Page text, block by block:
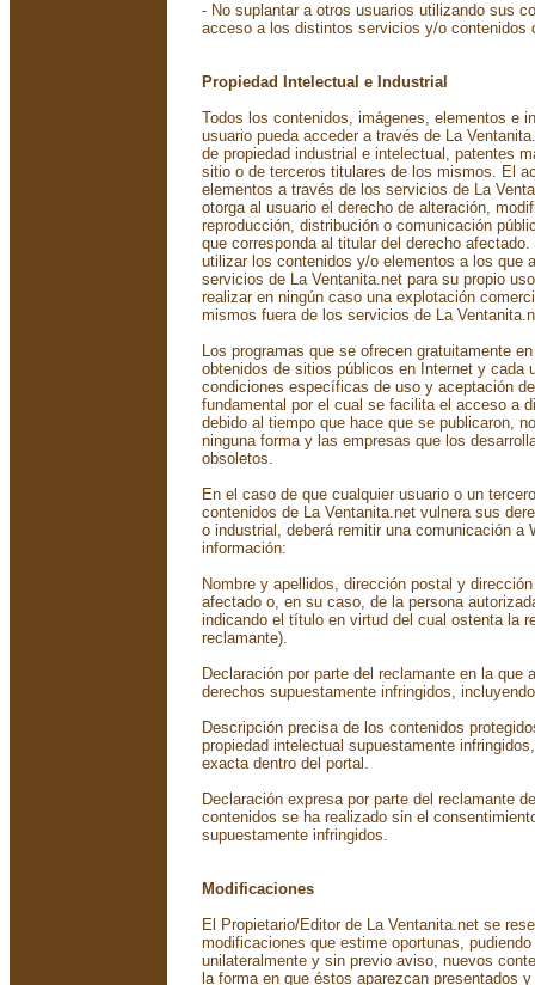
- No suplantar a otros usuarios utilizando sus
acceso a los distintos servicios y/o contenidos
Propiedad Intelectual e Industrial
Todos los contenidos, imágenes, elementos e
usuario pueda acceder a través de La
de propiedad industrial e intelectual, patentes
sitio o de terceros titulares de los mismos. El
elementos a través de los servicios de La
otorga al usuario el derecho de alteración,
reproducción, distribución o comunicación
que corresponda al titular del derecho
utilizar los contenidos y/o elementos a los que
servicios de La Ventanita.net para su propio
realizar en ningún caso una explotación
mismos fuera de los servicios de La
Los programas que se ofrecen gratuitamente
obtenidos de sitios públicos en Internet y cada
condiciones específicas de uso y aceptación
fundamental por el cual se facilita el acceso a
debido al tiempo que hace que se publicaron,
ninguna forma y las empresas que los
obsoletos.
En el caso de que cualquier usuario o un
contenidos de La Ventanita.net vulnera sus
o industrial, deberá remitir una comunicación a
información:
Nombre y apellidos, dirección postal y
afectado o, en su caso, de la persona
indicando el título en virtud del cual ostenta la
reclamante).
Declaración por parte del reclamante en la que
derechos supuestamente infringidos,
Descripción precisa de los contenidos
propiedad intelectual supuestamente
exacta dentro del portal.
Declaración expresa por parte del reclamante
contenidos se ha realizado sin el
supuestamente infringidos.
Modificaciones
El Propietario/Editor de La Ventanita.net se
modificaciones que estime oportunas,
unilateralmente y sin previo aviso, nuevos
la forma en que éstos aparezcan presentados